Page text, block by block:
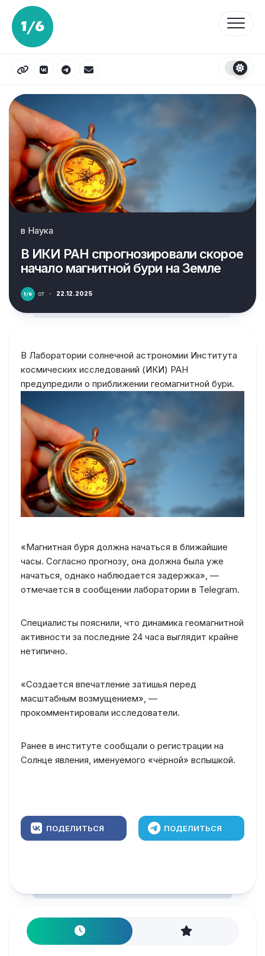
Перейти
содержанию
в Наука
В ИКИ РАН спрогнозировали скорое
начало магнитной бури на Земле
от · 22.12.2025
В Лаборатории солнечной астрономии Института
космических исследований (ИКИ) РАН
предупредили о приближении геомагнитной бури.
«Магнитная буря должна начаться в ближайшие
часы. Согласно прогнозу, она должна была уже
начаться, однако наблюдается задержка», —
отмечается в сообщении лаборатории в Telegram.
Специалисты пояснили, что динамика геомагнитной
активности за последние 24 часа выглядит крайне
нетипично.
«Создается впечатление затишья перед
масштабным возмущением», —
прокомментировали исследователи.
Ранее в институте сообщали о регистрации на
Солнце явления, именуемого «чёрной» вспышкой.
ПОДЕЛИТЬСЯ ПОДЕЛИТЬСЯ